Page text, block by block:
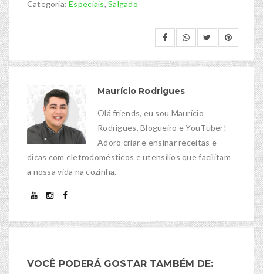
Categoria:Especiais,Salgado
Maurício Rodrigues
Olá friends, eu sou Maurício
Rodrigues, Blogueiro e YouTuber!
Adoro criar e ensinar receitas e
dicas com eletrodomésticos e utensílios que facilitam
a nossa vida na cozinha.
VOCÊ PODERÁ GOSTAR TAMBÉM DE: